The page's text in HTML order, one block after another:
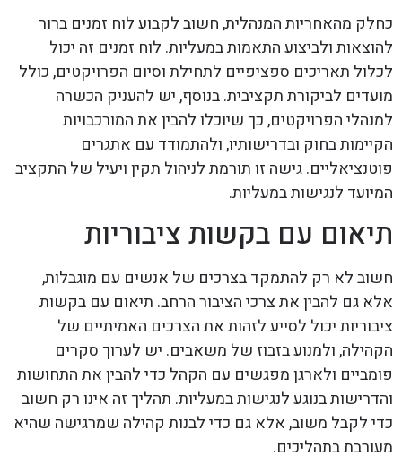
כחלק מהאחריות המנהלית, חשוב לקבוע לוח זמנים ברור
להוצאות ולביצוע התאמות במעליות. לוח זמנים זה יכול
לכלול תאריכים ספציפיים לתחילת וסיום הפרויקטים, כולל
מועדים לביקורת תקציבית. בנוסף, יש להעניק הכשרה
למנהלי הפרויקטים, כך שיוכלו להבין את המורכבויות
הקיימות בחוק ובדרישותיו, ולהתמודד עם אתגרים
פוטנציאליים. גישה זו תורמת לניהול תקין ויעיל של התקציב
המיועד לנגישות במעליות.
תיאום עם בקשות ציבוריות
חשוב לא רק להתמקד בצרכים של אנשים עם מוגבלות,
אלא גם להבין את צרכי הציבור הרחב. תיאום עם בקשות
ציבוריות יכול לסייע לזהות את הצרכים האמיתיים של
הקהילה, ולמנוע בזבוז של משאבים. יש לערוך סקרים
פומביים ולארגן מפגשים עם הקהל כדי להבין את התחושות
והדרישות בנוגע לנגישות במעליות. תהליך זה אינו רק חשוב
כדי לקבל משוב, אלא גם כדי לבנות קהילה שמרגישה שהיא
מעורבת בתהליכים.